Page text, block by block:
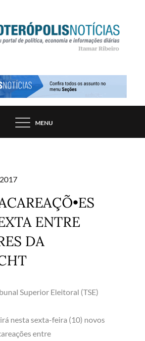
NOTÍCIAS
NOTÍCIAS DE SALVADOR E
MENU
ENTRE
DA
Superior Eleitoral (TSE)
nesta sexta-feira (10) novos
entre